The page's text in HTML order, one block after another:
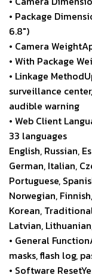
• Package
6.8″)
• Camera
• With Package
• Linkage
surveillance
audible warning
• Web Client
33 languages
English, Russian,
German, Italian,
Portuguese,
Norwegian,
Korean,
Latvian,
• General
masks, flash log,
• Software